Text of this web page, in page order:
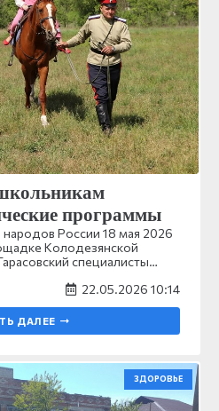
программы
народов России 18 мая 2026
Колодезянской
специалисты…
22.05.2026 10:14
ДАЛЕЕ
ЗДОРОВЬЕ